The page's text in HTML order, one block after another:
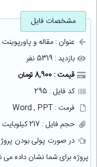
مشخصات فایل
عنوان : مقاله و
بازدید : 5319 نفر
قیمت : 8,900 تومان
کد فایل : 295
فرمت : Word , PPT
حجم فایل : 217 کیلوبایت
در صورت پولی بودن
پروژه برای شما نشان داده می